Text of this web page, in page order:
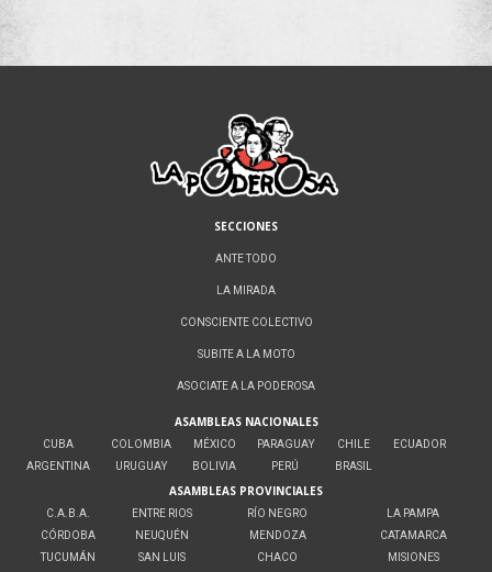
SECCIONES
ANTE TODO
LA MIRADA
CONSCIENTE COLECTIVO
SUBITE A LA MOTO
ASOCIATE A LA PODEROSA
ASAMBLEAS NACIONALES
CUBA
ARGENTINA
COLOMBIA
URUGUAY
MÉXICO
BOLIVIA
PARAGUAY
PERÚ
CHILE
BRASIL
ECUADOR
ASAMBLEAS PROVINCIALES
C.A.B.A.
CÓRDOBA
TUCUMÁN
ENTRE RIOS
NEUQUÉN
SAN LUIS
RÍO NEGRO
MENDOZA
CHACO
LA PAMPA
CATAMARCA
MISIONES